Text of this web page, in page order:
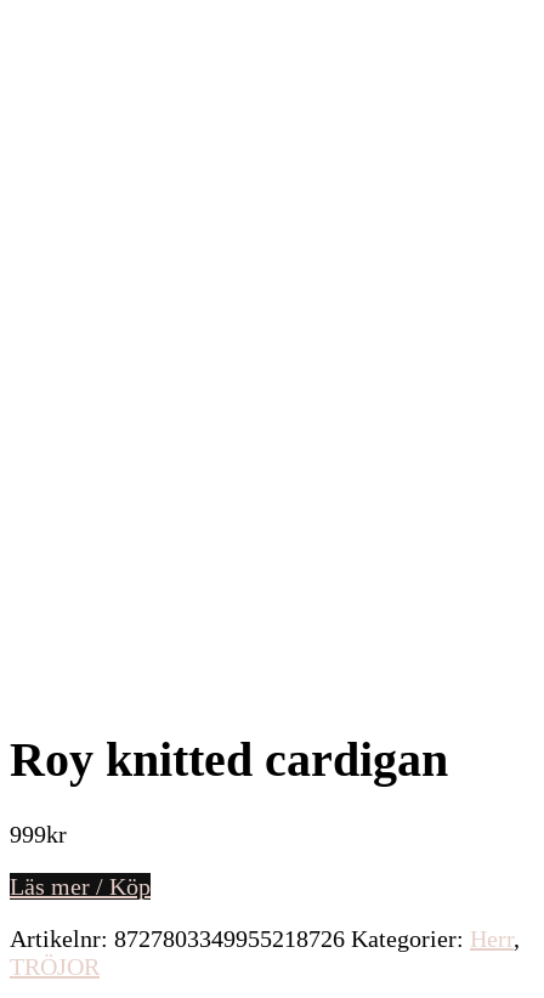
Roy knitted cardigan
999kr
Läs mer / Köp
Artikelnr: 8727803349955218726 Kategorier: Herr,
TRÖJOR